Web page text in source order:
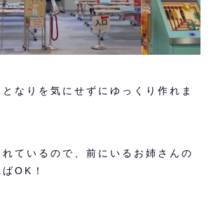
なりを気にせずにゆっくり作れま
ているので、前にいるお姉さんの
OK！